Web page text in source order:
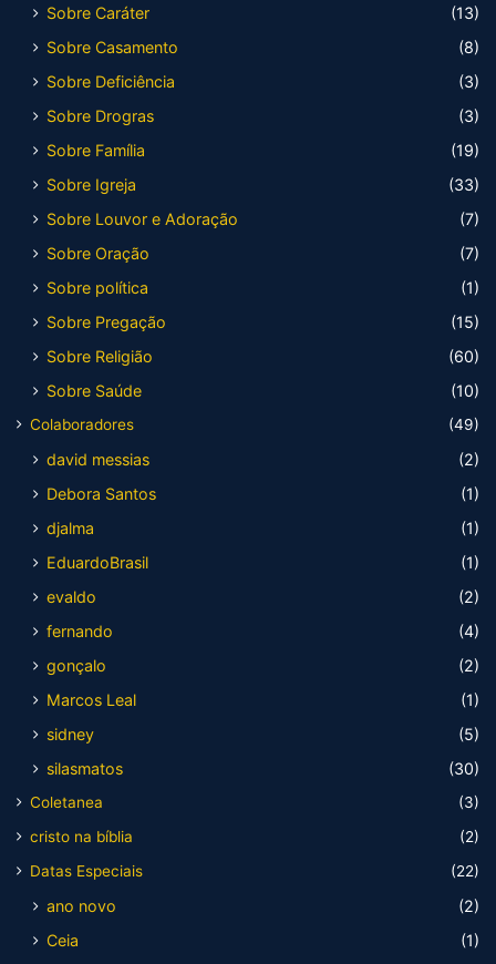
Sobre Caráter
(13)
Sobre Casamento
(8)
Sobre Deficiência
(3)
Sobre Drogras
(3)
Sobre Família
(19)
Sobre Igreja
(33)
Sobre Louvor e Adoração
(7)
Sobre Oração
(7)
Sobre política
(1)
Sobre Pregação
(15)
Sobre Religião
(60)
Sobre Saúde
(10)
Colaboradores (49)
david messias
(2)
Debora Santos
(1)
djalma
(1)
EduardoBrasil
(1)
evaldo
(2)
fernando
(4)
gonçalo
(2)
Marcos Leal
(1)
sidney
(5)
silasmatos
(30)
Coletanea
(3)
cristo na bíblia
(2)
Datas Especiais
(22)
ano novo
(2)
Ceia
(1)